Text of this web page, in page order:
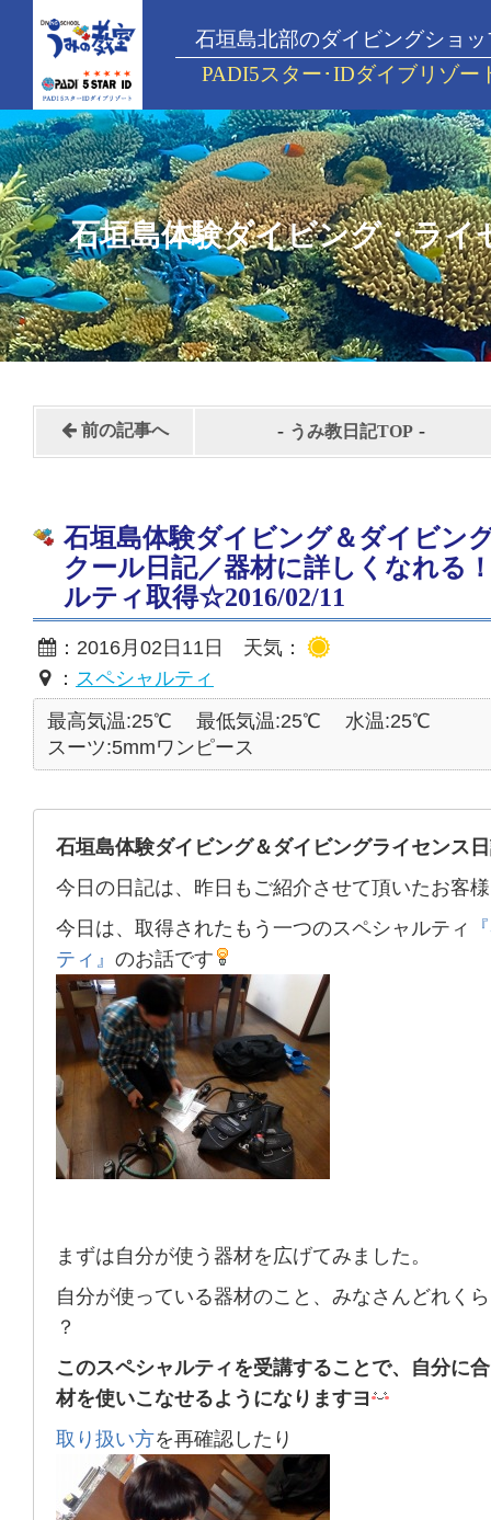
石垣島北部のダイビングショッ
PADI5スター･IDダイブリゾー
石垣島体験ダイビング・ライ
前の記事へ - うみ教日記TOP -
石垣島体験ダイビング＆ダイビン
クール日記／器材に詳しくなれる
ルティ取得☆2016/02/11
：2016月02日11日 天気：
： スペシャルティ
最高気温:25℃
最低気温:25℃
水温:25℃
スーツ:5mmワンピース
石垣島体験ダイビング＆ダイビングライセンス
今日の日記は、昨日もご紹介させて頂いたお客
今日は、取得されたもう一つのスペシャルティ
ティ』 のお話です
まずは自分が使う器材を広げてみました。
自分が使っている器材のこと、みなさんどれく
？
このスペシャルティを受講することで、自分に
材を使いこなせるようになりますヨ
取り扱い方を再確認したり